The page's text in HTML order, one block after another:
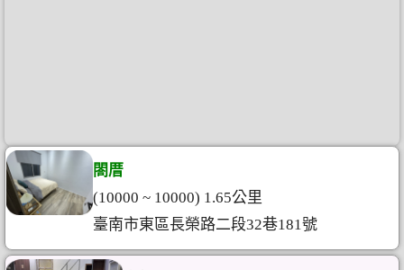
閤厝
(10000 ~ 10000) 1.65公里
臺南市東區長榮路二段32巷181號